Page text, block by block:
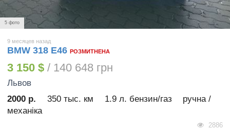
5 фото
9 месяцев назад
BMW 318 E46 РОЗМИТНЕНА
3 150 $ / 140 648 грн
Львов
2000 р.
350 тыс. км 1.9 л. бензин/газ
ручна /
механіка
2886